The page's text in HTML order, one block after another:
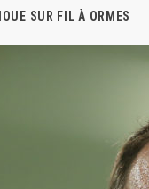
SUR FIL À ORMES